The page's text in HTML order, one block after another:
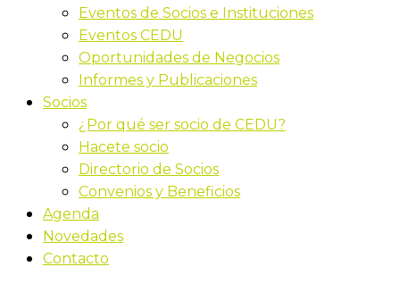
Eventos de Socios e Instituciones
Eventos CEDU
Oportunidades de Negocios
Informes y Publicaciones
Socios
¿Por qué ser socio de CEDU?
Hacete socio
Directorio de Socios
Convenios y Beneficios
Agenda
Novedades
Contacto